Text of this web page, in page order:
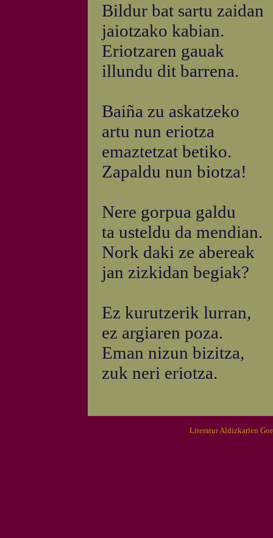
Bildur bat sartu zaidan
jaiotzako kabian.
Eriotzaren gauak
illundu dit barrena.
Baiña zu askatzeko
artu nun eriotza
emaztetzat betiko.
Zapaldu nun biotza!
Nere gorpua galdu
ta usteldu da mendian.
Nork daki ze abereak
jan zizkidan begiak?
Ez kurutzerik lurran,
ez argiaren poza.
Eman nizun bizitza,
zuk neri eriotza.
Literatur Aldizkarien